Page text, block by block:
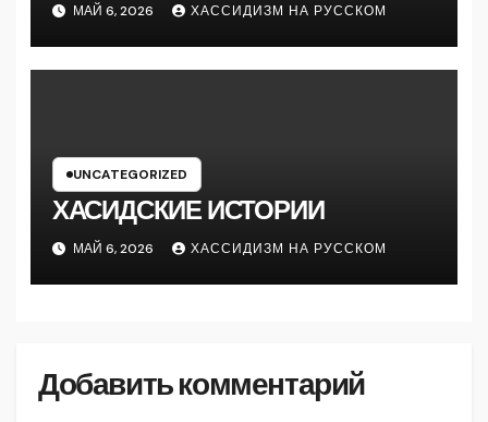
МАЙ 6, 2026 ХАССИДИЗМ НА РУССКОМ
UNCATEGORIZED
ХАСИДСКИЕ ИСТОРИИ
МАЙ 6, 2026 ХАССИДИЗМ НА РУССКОМ
Добавить комментарий